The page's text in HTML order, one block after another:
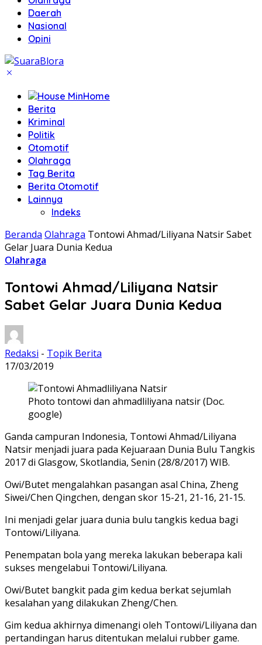
Daerah
Nasional
Opini
Home
Berita
Kriminal
Politik
Otomotif
Olahraga
Tag Berita
Berita Otomotif
Lainnya
Indeks
Beranda Olahraga Tontowi Ahmad/Liliyana Natsir Sabet
Gelar Juara Dunia Kedua
Olahraga
Tontowi Ahmad/Liliyana Natsir
Sabet Gelar Juara Dunia Kedua
Redaksi - Topik Berita
17/03/2019
Photo tontowi dan ahmadliliyana natsir (Doc.
google)
Ganda campuran Indonesia, Tontowi Ahmad/Liliyana
Natsir menjadi juara pada Kejuaraan Dunia Bulu Tangkis
2017 di Glasgow, Skotlandia, Senin (28/8/2017) WIB.
Owi/Butet mengalahkan pasangan asal China, Zheng
Siwei/Chen Qingchen, dengan skor 15-21, 21-16, 21-15.
Ini menjadi gelar juara dunia bulu tangkis kedua bagi
Tontowi/Liliyana.
Penempatan bola yang mereka lakukan beberapa kali
sukses mengelabui Tontowi/Liliyana.
Owi/Butet bangkit pada gim kedua berkat sejumlah
kesalahan yang dilakukan Zheng/Chen.
Gim kedua akhirnya dimenangi oleh Tontowi/Liliyana dan
pertandingan harus ditentukan melalui rubber game.